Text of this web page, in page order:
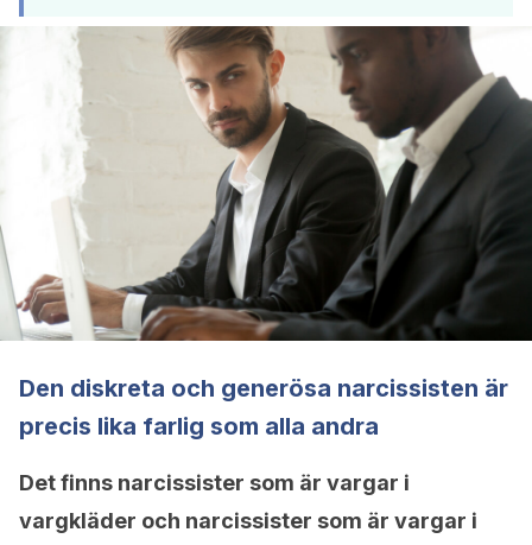
Den diskreta och generösa narcissisten är
precis lika farlig som alla andra
Det finns narcissister som är vargar i
vargkläder och narcissister som är vargar i